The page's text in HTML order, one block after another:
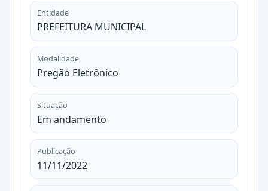
Entidade
PREFEITURA MUNICIPAL
Modalidade
Pregão Eletrônico
Situação
Em andamento
Publicação
11/11/2022